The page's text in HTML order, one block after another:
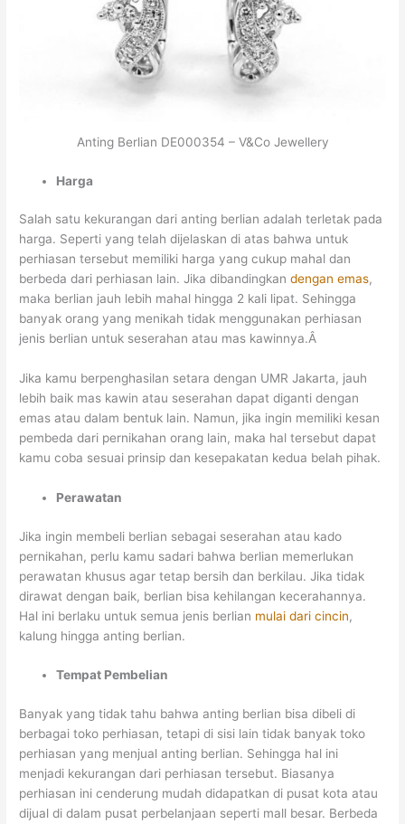
Anting Berlian DE000354 – V&Co Jewellery
Harga
Salah satu kekurangan dari anting berlian adalah terletak pada
harga. Seperti yang telah dijelaskan di atas bahwa untuk
perhiasan tersebut memiliki harga yang cukup mahal dan
berbeda dari perhiasan lain. Jika dibandingkandengan emas,
maka berlian jauh lebih mahal hingga 2 kali lipat. Sehingga
banyak orang yang menikah tidak menggunakan perhiasan
jenis berlian untuk seserahan atau mas kawinnya.Â
Jika kamu berpenghasilan setara dengan UMR Jakarta, jauh
lebih baik mas kawin atau seserahan dapat diganti dengan
emas atau dalam bentuk lain. Namun, jika ingin memiliki kesan
pembeda dari pernikahan orang lain, maka hal tersebut dapat
kamu coba sesuai prinsip dan kesepakatan kedua belah pihak.
Perawatan
Jika ingin membeli berlian sebagai seserahan atau kado
pernikahan, perlu kamu sadari bahwa berlian memerlukan
perawatan khusus agar tetap bersih dan berkilau. Jika tidak
dirawat dengan baik, berlian bisa kehilangan kecerahannya.
Hal ini berlaku untuk semua jenis berlian mulai dari cincin,
kalung hingga anting berlian.
Tempat Pembelian
Banyak yang tidak tahu bahwa anting berlian bisa dibeli di
berbagai toko perhiasan, tetapi di sisi lain tidak banyak toko
perhiasan yang menjual anting berlian. Sehingga hal ini
menjadi kekurangan dari perhiasan tersebut. Biasanya
perhiasan ini cenderung mudah didapatkan di pusat kota atau
dijual di dalam pusat perbelanjaan seperti mall besar. Berbeda